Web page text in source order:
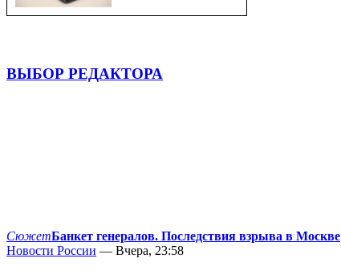
ВЫБОР РЕДАКТОРА
СюжетБанкет генералов. Последствия взрыва в Москве
Новости России — Вчера, 23:58